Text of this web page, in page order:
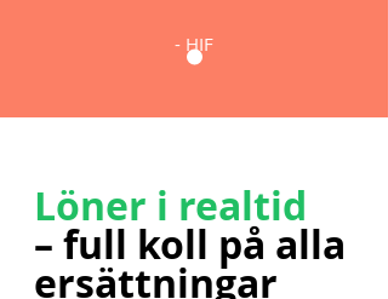
- HIF
Löner i realtid
– full koll på alla
ersättningar